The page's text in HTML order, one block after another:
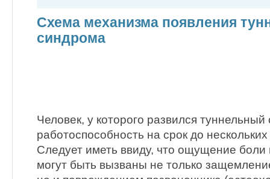
Схема механизма появления
синдрома
Человек, у которого развился
работоспособность на срок до
Следует иметь ввиду, что ощущение боли
могут быть вызваны не только